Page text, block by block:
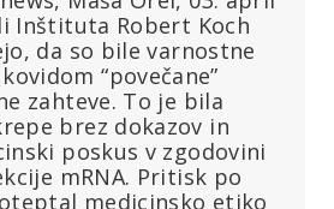
Inštituta Robert Koch
da so bile varnostne
“povečane”
zahteve. To je bila
brez dokazov in
poskus v zgodovini
mRNA. Pritisk po
medicinsko etiko